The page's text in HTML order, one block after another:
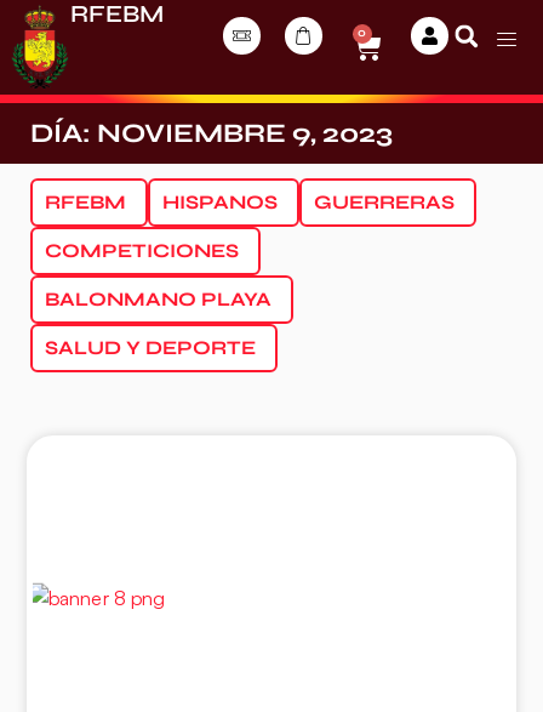
RFEBM
0
DÍA: NOVIEMBRE 9, 2023
RFEBM HISPANOS GUERRERAS
COMPETICIONES
BALONMANO PLAYA
SALUD Y DEPORTE